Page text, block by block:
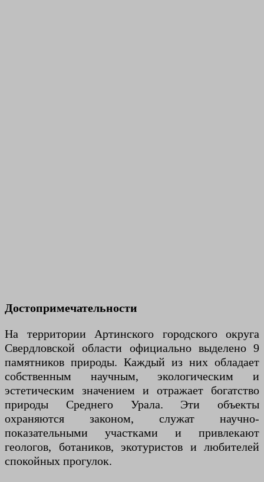
Достопримечательности
На территории Артинского городского округа
Свердловской области официально выделено 9
памятников природы. Каждый из них обладает
собственным научным, экологическим и
эстетическим значением и отражает богатство
природы Среднего Урала. Эти объекты
охраняются законом, служат научно-
показательными участками и привлекают
геологов, ботаников, экотуристов и любителей
спокойных прогулок.